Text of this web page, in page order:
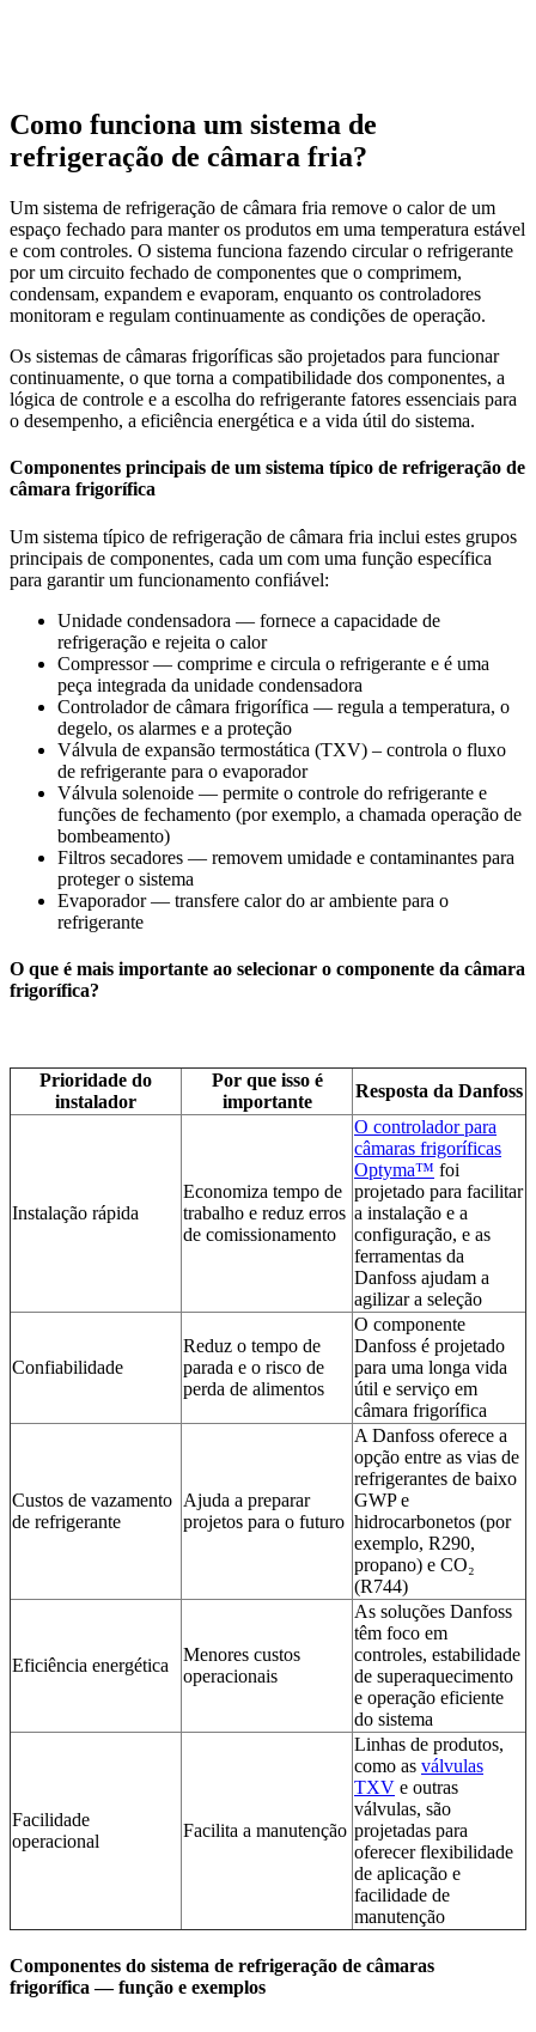
Como funciona um sistema de
refrigeração de câmara fria?
Um sistema de refrigeração de câmara fria remove o calor de um
espaço fechado para manter os produtos em uma temperatura estável
e com controles. O sistema funciona fazendo circular o refrigerante
por um circuito fechado de componentes que o comprimem,
condensam, expandem e evaporam, enquanto os controladores
monitoram e regulam continuamente as condições de operação.
Os sistemas de câmaras frigoríficas são projetados para funcionar
continuamente, o que torna a compatibilidade dos componentes, a
lógica de controle e a escolha do refrigerante fatores essenciais para
o desempenho, a eficiência energética e a vida útil do sistema.
Componentes principais de um sistema típico de refrigeração de
câmara frigorífica
Um sistema típico de refrigeração de câmara fria inclui estes grupos
principais de componentes, cada um com uma função específica
para garantir um funcionamento confiável:
Unidade condensadora — fornece a capacidade de
refrigeração e rejeita o calor
Compressor — comprime e circula o refrigerante e é uma
peça integrada da unidade condensadora
Controlador de câmara frigorífica — regula a temperatura, o
degelo, os alarmes e a proteção
Válvula de expansão termostática (TXV) – controla o fluxo
de refrigerante para o evaporador
Válvula solenoide — permite o controle do refrigerante e
funções de fechamento (por exemplo, a chamada operação de
bombeamento)
Filtros secadores — removem umidade e contaminantes para
proteger o sistema
Evaporador — transfere calor do ar ambiente para o
refrigerante
O que é mais importante ao selecionar o componente da câmara
frigorífica?
Prioridade do
instalador
Por que isso é
importante
Resposta da Danfoss
Instalação rápida
Economiza tempo de
trabalho e reduz erros
de comissionamento
O controlador para
câmaras frigoríficas
Optyma™ foi
projetado para facilitar
a instalação e a
configuração, e as
ferramentas da
Danfoss ajudam a
agilizar a seleção
Confiabilidade
Reduz o tempo de
parada e o risco de
perda de alimentos
O componente
Danfoss é projetado
para uma longa vida
útil e serviço em
câmara frigorífica
Custos de vazamento
de refrigerante
Ajuda a preparar
projetos para o futuro
A Danfoss oferece a
opção entre as vias de
refrigerantes de baixo
GWP e
hidrocarbonetos (por
exemplo, R290,
propano) e CO₂
(R744)
Eficiência energética
Menores custos
operacionais
As soluções Danfoss
têm foco em
controles, estabilidade
de superaquecimento
e operação eficiente
do sistema
Facilidade
operacional
Facilita a manutenção
Linhas de produtos,
como as válvulas
TXV e outras
válvulas, são
projetadas para
oferecer flexibilidade
de aplicação e
facilidade de
manutenção
Componentes do sistema de refrigeração de câmaras
frigorífica — função e exemplos